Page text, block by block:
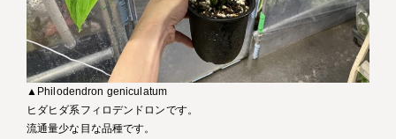
▲Philodendron geniculatum
ヒダヒダ系フィロデンドロンです。
流通量少な目な品種です。